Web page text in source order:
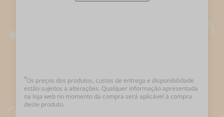
*Os preços dos produtos, custos de entrega e disponibilidade
estão sujeitos a alterações. Qualquer informação apresentada
na loja web no momento da compra será aplicável à compra
deste produto.